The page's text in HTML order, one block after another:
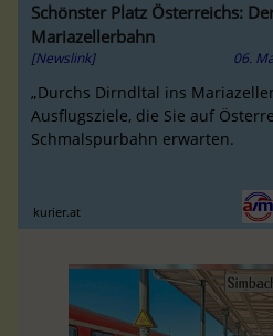
Schönster Platz Österreichs:
Mariazellerbahn
[Newslink] 06.
„Durchs Dirndltal ins
Ausflugsziele, die Sie auf
Schmalspurbahn erwarten.
kurier.at